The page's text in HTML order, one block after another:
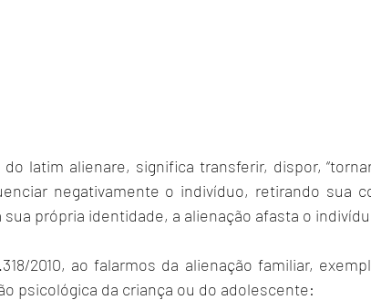
do latim alienare, significa transferir, dispor,
negativamente o indivíduo, retirando sua
sua própria identidade, a alienação afasta o
/2010, ao falarmos da alienação familiar,
psicológica da criança ou do adolescente: